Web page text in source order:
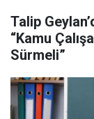
Talip
“Kamu
Sürmeli”